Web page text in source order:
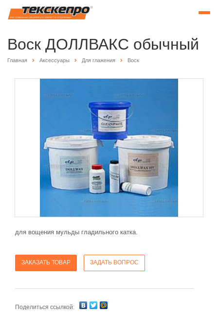
Воск ДОЛЛВАКС обычный
Главная Аксессуары Для глажения Воск
для вощения мульды гладильного катка.
ЗАКАЗАТЬ ТОВАР ЗАДАТЬ ВОПРОС
Поделиться ссылкой: